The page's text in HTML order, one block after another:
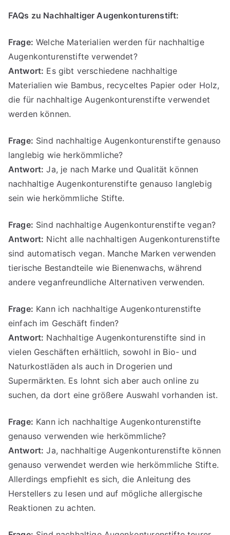
FAQs zu Nachhaltiger Augenkonturenstift:
Frage: Welche Materialien werden für nachhaltige
Augenkonturenstifte verwendet?
Antwort: Es gibt verschiedene nachhaltige
Materialien wie Bambus, recyceltes Papier oder Holz,
die für nachhaltige Augenkonturenstifte verwendet
werden können.
Frage: Sind nachhaltige Augenkonturenstifte genauso
langlebig wie herkömmliche?
Antwort: Ja, je nach Marke und Qualität können
nachhaltige Augenkonturenstifte genauso langlebig
sein wie herkömmliche Stifte.
Frage: Sind nachhaltige Augenkonturenstifte vegan?
Antwort: Nicht alle nachhaltigen Augenkonturenstifte
sind automatisch vegan. Manche Marken verwenden
tierische Bestandteile wie Bienenwachs, während
andere veganfreundliche Alternativen verwenden.
Frage: Kann ich nachhaltige Augenkonturenstifte
einfach im Geschäft finden?
Antwort: Nachhaltige Augenkonturenstifte sind in
vielen Geschäften erhältlich, sowohl in Bio- und
Naturkostläden als auch in Drogerien und
Supermärkten. Es lohnt sich aber auch online zu
suchen, da dort eine größere Auswahl vorhanden ist.
Frage: Kann ich nachhaltige Augenkonturenstifte
genauso verwenden wie herkömmliche?
Antwort: Ja, nachhaltige Augenkonturenstifte können
genauso verwendet werden wie herkömmliche Stifte.
Allerdings empfiehlt es sich, die Anleitung des
Herstellers zu lesen und auf mögliche allergische
Reaktionen zu achten.